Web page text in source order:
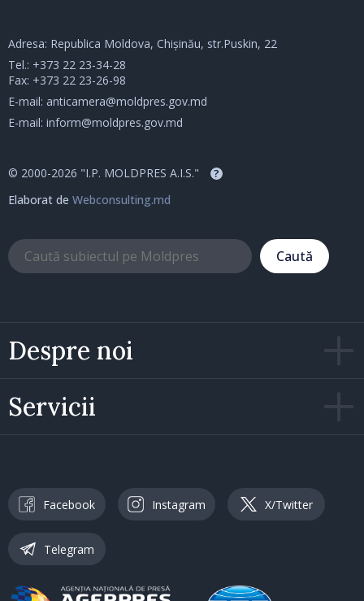
Despre noi
Servicii
Adresa: Republica Moldova, Chișinău, str.Puskin, 22
Tel.: +373 22 23-34-28
Fax: +373 22 23-26-98
E-mail: anticamera@moldpres.gov.md
E-mail: inform@moldpres.gov.md
© 2000-2026 "I.P. MOLDPRES A.I.S." ?
Elaborat de Webconsulting.md
Caută
Facebook Instagram X/Twitter
Telegram